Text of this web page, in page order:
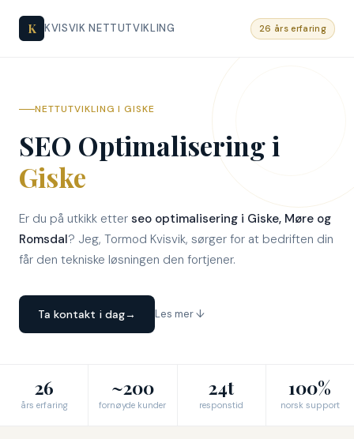
K KVISVIK NETTUTVIKLING 26 års erfaring
NETTUTVIKLING I GISKE
SEO Optimalisering i
Giske
Er du på utkikk etter seo optimalisering i Giske, Møre og
Romsdal? Jeg, Tormod Kvisvik, sørger for at bedriften din
får den tekniske løsningen den fortjener.
Ta kontakt i dag→ Les mer ↓
26
års erfaring
~200
fornøyde kunder
24t
responstid
100%
norsk support